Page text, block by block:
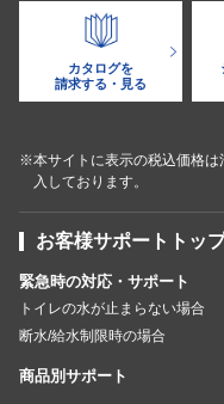
カタログを
請求する・見る
※本サイトに表示の税込価格は
入しております。
お客様サポートトッ
緊急時の対応・サポート
トイレの水が止まらない場合
断水/給水制限時の場合
商品別サポート